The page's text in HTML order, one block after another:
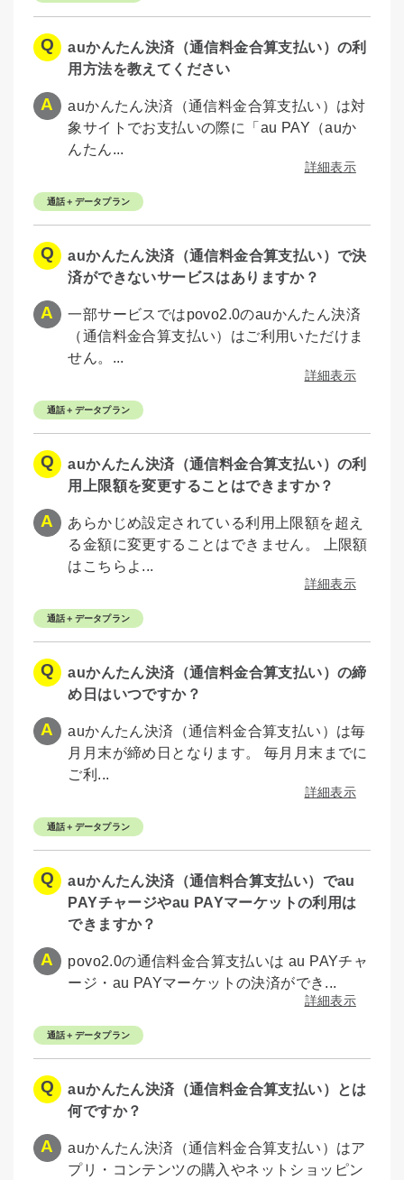
auかんたん決済（通信料金合算支払い）の利
用方法を教えてください
auかんたん決済（通信料金合算支払い）は対
象サイトでお支払いの際に「au PAY（auか
んたん...
詳細表示
通話＋データプラン
auかんたん決済（通信料金合算支払い）で決
済ができないサービスはありますか？
一部サービスではpovo2.0のauかんたん決済
（通信料金合算支払い）はご利用いただけま
せん。...
詳細表示
通話＋データプラン
auかんたん決済（通信料金合算支払い）の利
用上限額を変更することはできますか？
あらかじめ設定されている利用上限額を超え
る金額に変更することはできません。 上限額
はこちらよ...
詳細表示
通話＋データプラン
auかんたん決済（通信料金合算支払い）の締
め日はいつですか？
auかんたん決済（通信料金合算支払い）は毎
月月末が締め日となります。 毎月月末までに
ご利...
詳細表示
通話＋データプラン
auかんたん決済（通信料合算支払い）でau
PAYチャージやau PAYマーケットの利用は
できますか？
povo2.0の通信料金合算支払いは au PAYチャ
ージ・au PAYマーケットの決済ができ...
詳細表示
通話＋データプラン
auかんたん決済（通信料金合算支払い）とは
何ですか？
auかんたん決済（通信料金合算支払い）はア
プリ・コンテンツの購入やネットショッピン